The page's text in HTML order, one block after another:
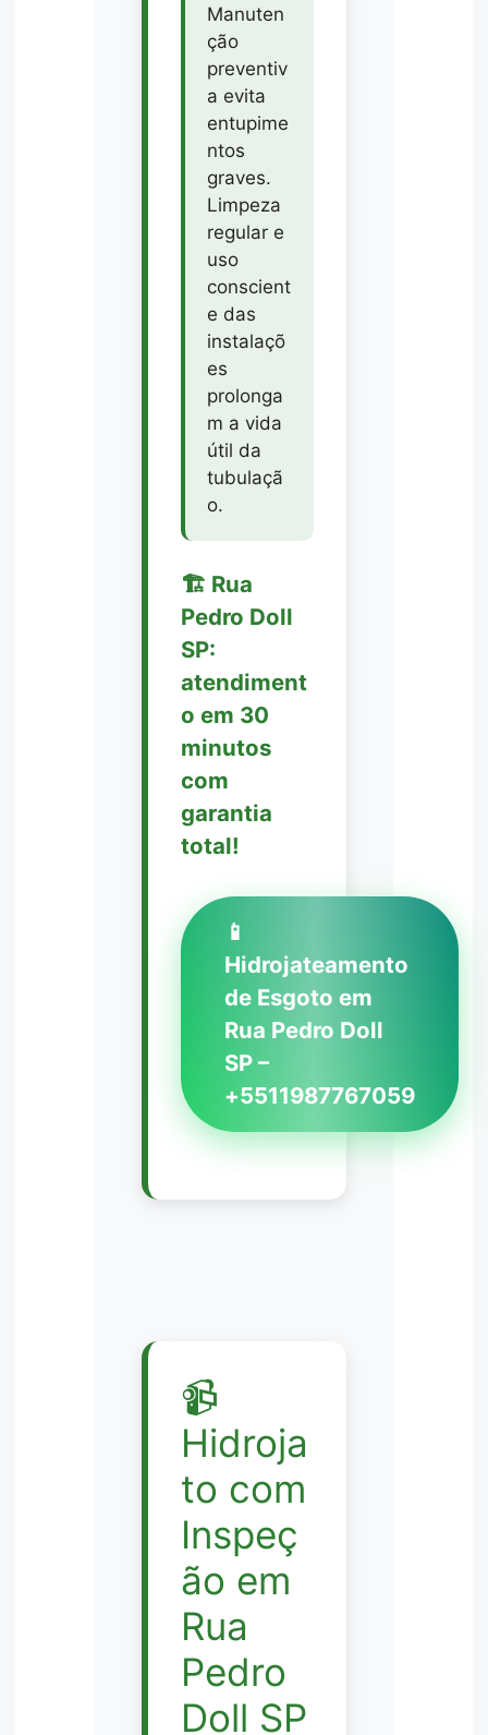
Manuten
ção
preventiv
a evita
entupime
ntos
graves.
Limpeza
regular e
uso
conscient
e das
instalaçõ
es
prolonga
m a vida
útil da
tubulaçã
o.
🏗️ Rua
Pedro Doll
SP:
atendiment
o em 30
minutos
com
garantia
total!
📱
Hidrojateamento
de Esgoto em
Rua Pedro Doll
SP –
+5511987767059
📹
Hidroja
to com
Inspeç
ão em
Rua
Pedro
Doll SP